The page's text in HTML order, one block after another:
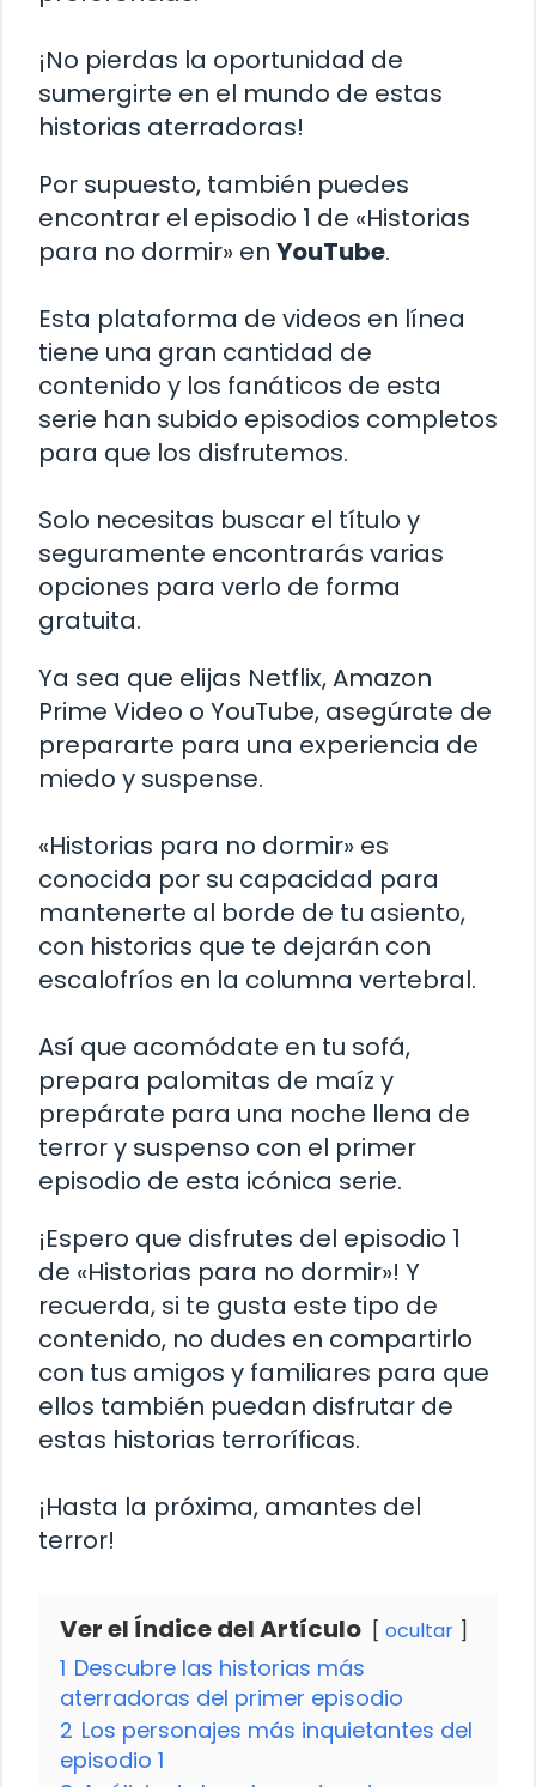
¡No pierdas la oportunidad de
sumergirte en el mundo de estas
historias aterradoras!
Por supuesto, también puedes
encontrar el episodio 1 de «Historias
para no dormir» en YouTube.
Esta plataforma de videos en línea
tiene una gran cantidad de
contenido y los fanáticos de esta
serie han subido episodios completos
para que los disfrutemos.
Solo necesitas buscar el título y
seguramente encontrarás varias
opciones para verlo de forma
gratuita.
Ya sea que elijas Netflix, Amazon
Prime Video o YouTube, asegúrate de
prepararte para una experiencia de
miedo y suspense.
«Historias para no dormir» es
conocida por su capacidad para
mantenerte al borde de tu asiento,
con historias que te dejarán con
escalofríos en la columna vertebral.
Así que acomódate en tu sofá,
prepara palomitas de maíz y
prepárate para una noche llena de
terror y suspenso con el primer
episodio de esta icónica serie.
¡Espero que disfrutes del episodio 1
de «Historias para no dormir»! Y
recuerda, si te gusta este tipo de
contenido, no dudes en compartirlo
con tus amigos y familiares para que
ellos también puedan disfrutar de
estas historias terroríficas.
¡Hasta la próxima, amantes del
terror!
Ver el Índice del Artículo ocultar
1 Descubre las historias más
aterradoras del primer episodio
2 Los personajes más inquietantes del
episodio 1